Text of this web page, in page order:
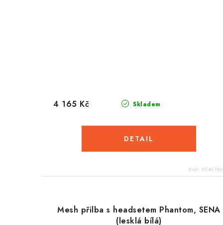
Skladem
4 165 Kč
Kód: M140-
Mesh přilba s headsetem Phantom, SENA
(lesklá bílá)